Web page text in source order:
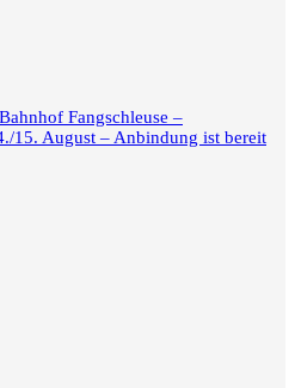
Fangschleuse –
15. August – Anbindung ist bereit